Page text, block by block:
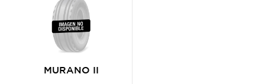
MURANO II